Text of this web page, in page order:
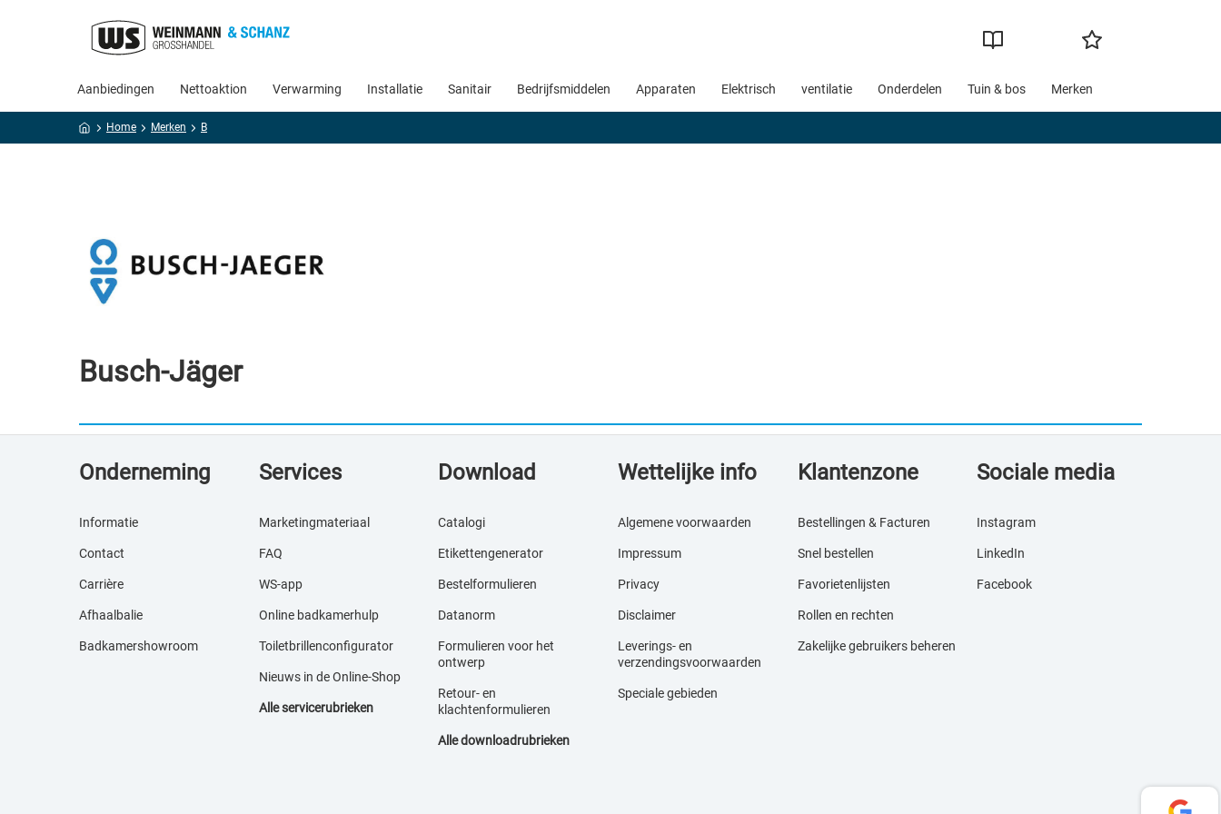
Aanbiedingen Nettoaktion Verwarming Installatie Sanitair Bedrijfsmiddelen Apparaten Elektrisch ventilatie Onderdelen Tuin & bos Merken
Home Merken B
Busch-Jäger
Onderneming
Informatie
Contact
Carrière
Afhaalbalie
Badkamershowroom
Services
Marketingmateriaal
FAQ
WS-app
Online badkamerhulp
Toiletbrillenconfigurator
Nieuws in de Online-Shop
Alle servicerubrieken
Download
Catalogi
Etikettengenerator
Bestelformulieren
Datanorm
Formulieren voor het
ontwerp
Retour- en
klachtenformulieren
Alle downloadrubrieken
Wettelijke info
Algemene voorwaarden
Impressum
Privacy
Disclaimer
Leverings- en
verzendingsvoorwaarden
Speciale gebieden
Klantenzone
Bestellingen & Facturen
Snel bestellen
Favorietenlijsten
Rollen en rechten
Zakelijke gebruikers beheren
Sociale media
Instagram
LinkedIn
Facebook